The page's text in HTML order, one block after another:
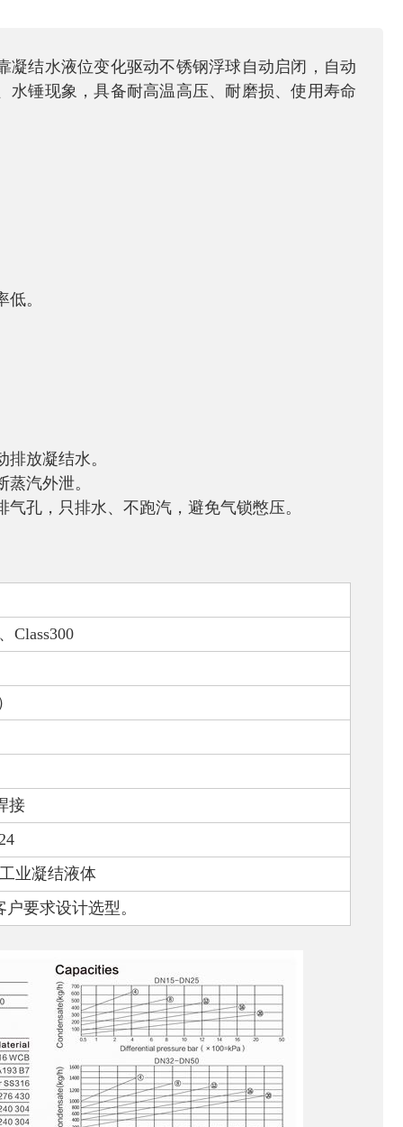
结水液位变化驱动不锈钢浮球自动启闭，自动
锤现象，具备耐高温高压、耐磨损、使用寿命
。
放凝结水。
汽外泄。
孔，只排水、不跑汽，避免气锁憋压。
Class300
接
业凝结液体
要求设计选型。